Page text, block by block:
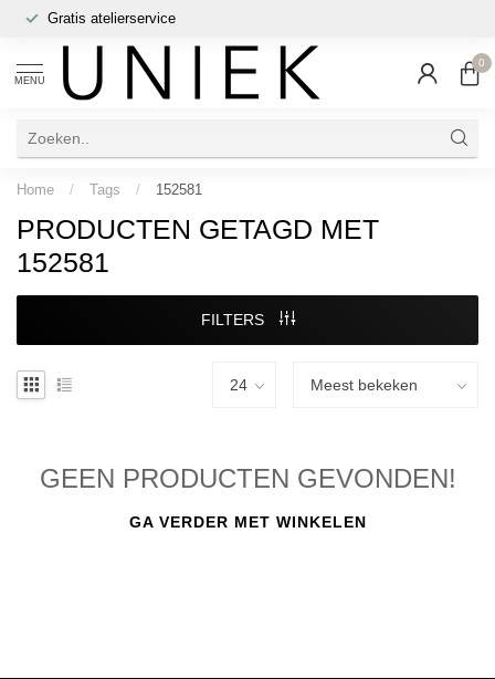
Gratis atelierservice
MENU
0
Home / Tags / 152581
PRODUCTEN GETAGD MET
152581
FILTERS
GEEN PRODUCTEN GEVONDEN!
GA VERDER MET WINKELEN